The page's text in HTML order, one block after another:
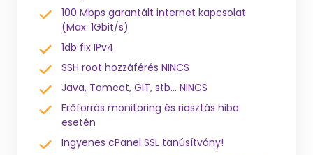
100 Mbps garantált internet kapcsolat
(Max. 1Gbit/s)
1db fix IPv4
SSH root hozzáférés NINCS
Java, Tomcat, GIT, stb... NINCS
Erőforrás monitoring és riasztás hiba
esetén
Ingyenes cPanel SSL tanúsítvány!